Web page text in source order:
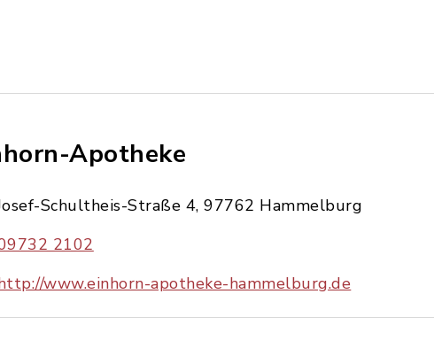
Apotheke
Schultheis-Straße 4, 97762 Hammelburg
2102
www.einhorn-apotheke-hammelburg.de